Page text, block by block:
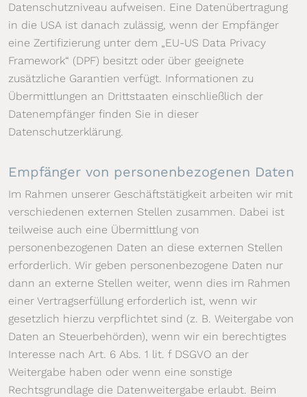
Datenschutzniveau aufweisen. Eine Datenübertragung
in die USA ist danach zulässig, wenn der Empfänger
eine Zertifizierung unter dem „EU-US Data Privacy
Framework“ (DPF) besitzt oder über geeignete
zusätzliche Garantien verfügt. Informationen zu
Übermittlungen an Drittstaaten einschließlich der
Datenempfänger finden Sie in dieser
Datenschutzerklärung.
Empfänger von personenbezogenen Daten
Im Rahmen unserer Geschäftstätigkeit arbeiten wir mit
verschiedenen externen Stellen zusammen. Dabei ist
teilweise auch eine Übermittlung von
personenbezogenen Daten an diese externen Stellen
erforderlich. Wir geben personenbezogene Daten nur
dann an externe Stellen weiter, wenn dies im Rahmen
einer Vertragserfüllung erforderlich ist, wenn wir
gesetzlich hierzu verpflichtet sind (z. B. Weitergabe von
Daten an Steuerbehörden), wenn wir ein berechtigtes
Interesse nach Art. 6 Abs. 1 lit. f DSGVO an der
Weitergabe haben oder wenn eine sonstige
Rechtsgrundlage die Datenweitergabe erlaubt. Beim